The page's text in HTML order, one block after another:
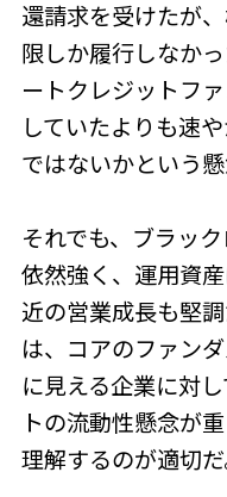
還請求を受けたが
限しか履行しなか
ートクレジットフ
していたよりも速
ではないかという懸
それでも、ブラッ
依然強く、運用資
近の営業成長も堅
は、コアのファン
に見える企業に対
トの流動性懸念が
理解するのが適切だ